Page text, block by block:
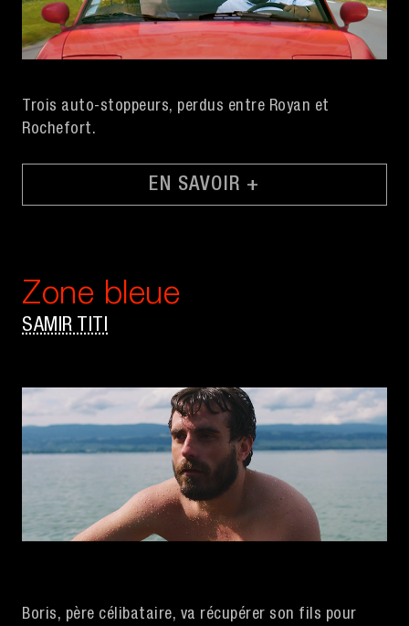
Trois auto-stoppeurs, perdus entre Royan et
Rochefort.
EN SAVOIR +
Zone bleue
SAMIR TITI
Boris, père célibataire, va récupérer son fils pour